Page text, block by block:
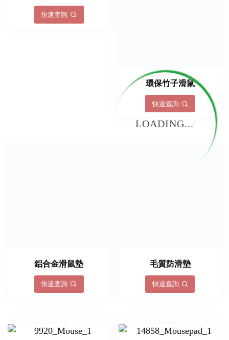
LOADING...
快速查詢
環保竹子滑鼠
快速查詢
鋁合金滑鼠墊
快速查詢
毛質防滑墊
快速查詢